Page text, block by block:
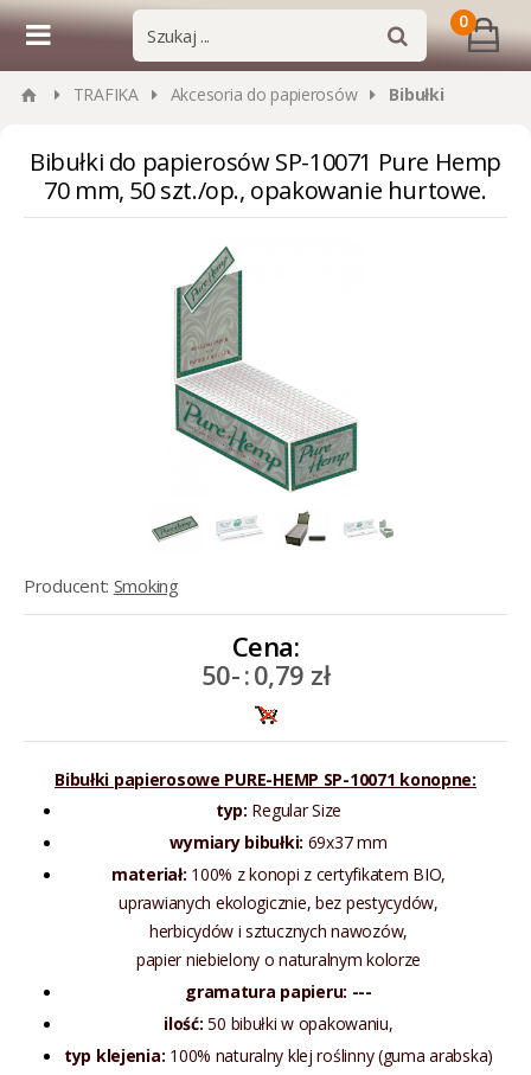
0
TRAFIKA Akcesoria do papierosów Bibułki
Bibułki do papierosów SP-10071 Pure Hemp
70 mm, 50 szt./op., opakowanie hurtowe.
Producent: Smoking
Cena:
50-:0,79 zł
Bibułki papierosowe PURE-HEMP SP-10071 konopne:
typ: Regular Size
wymiary bibułki: 69x37 mm
materiał: 100% z konopi z certyfikatem BIO,
uprawianych ekologicznie, bez pestycydów,
herbicydów i sztucznych nawozów,
papier niebielony o naturalnym kolorze
gramatura papieru: ---
ilość: 50 bibułki w opakowaniu,
typ klejenia: 100% naturalny klej roślinny (guma arabska)